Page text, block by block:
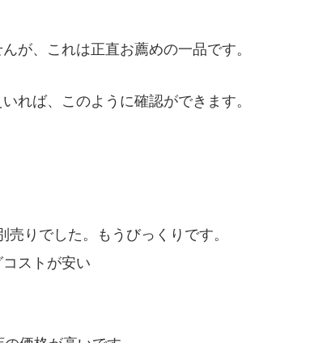
が、これは正直お薦めの一品です。
れば、このように確認ができます。
りでした。もうびっくりです。
ストが安い